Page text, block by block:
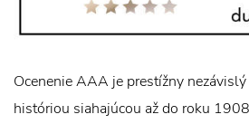
Ocenenie AAA je prestížny
históriou siahajúcou až do roku